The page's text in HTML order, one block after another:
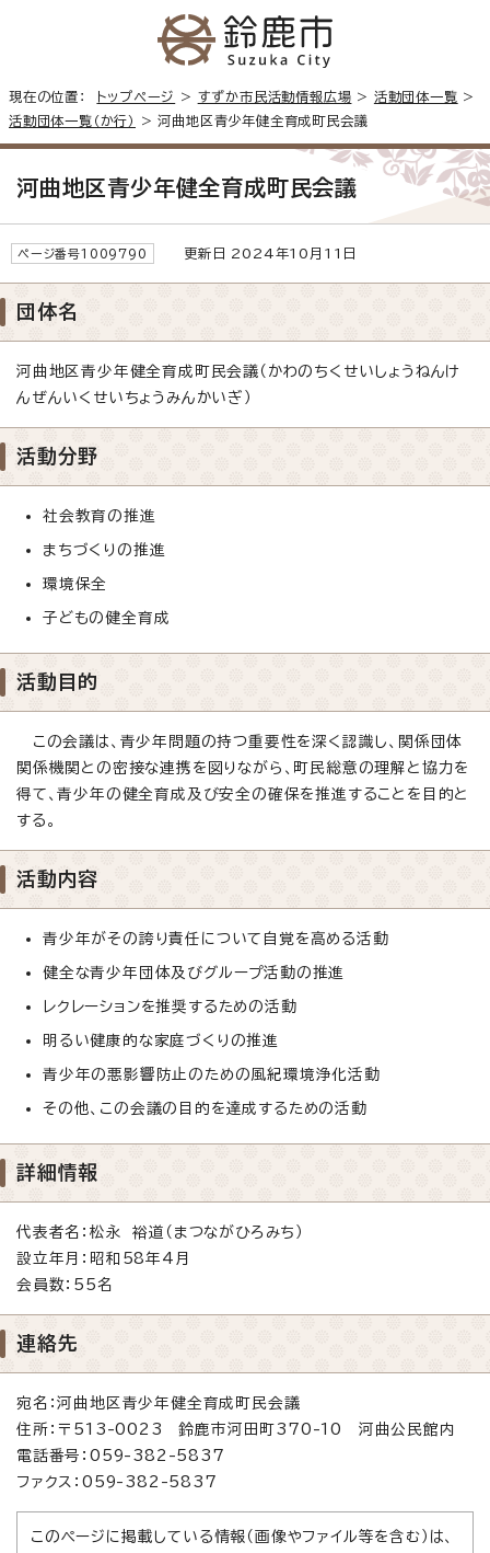
現在の位置： トップページ > すずか市民活動情報広場 > 活動団体一覧 >
活動団体一覧（か行）
> 河曲地区青少年健全育成町民会議
河曲地区青少年健全育成町民会議
ページ番号1009790 更新日 2024年10月11日
団体名
河曲地区青少年健全育成町民会議（かわのちくせいしょうねんけ
んぜんいくせいちょうみんかいぎ）
活動分野
社会教育の推進
まちづくりの推進
環境保全
子どもの健全育成
活動目的
この会議は、青少年問題の持つ重要性を深く認識し、関係団体
関係機関との密接な連携を図りながら、町民総意の理解と協力を
得て、青少年の健全育成及び安全の確保を推進することを目的と
する。
活動内容
青少年がその誇り責任について自覚を高める活動
健全な青少年団体及びグループ活動の推進
レクレーションを推奨するための活動
明るい健康的な家庭づくりの推進
青少年の悪影響防止のための風紀環境浄化活動
その他、この会議の目的を達成するための活動
詳細情報
代表者名：松永 裕道（まつながひろみち）
設立年月：昭和58年4月
会員数：55名
連絡先
宛名：河曲地区青少年健全育成町民会議
住所：〒513-0023 鈴鹿市河田町370-10 河曲公民館内
電話番号：059-382-5837
ファクス：059-382-5837
このページに掲載している情報（画像やファイル等を含む）は、